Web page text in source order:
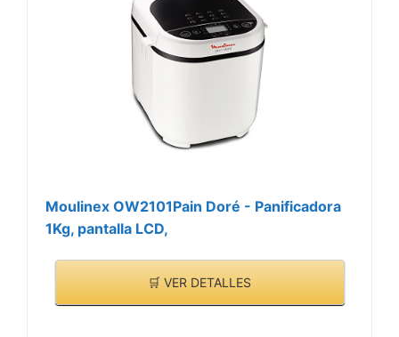
Moulinex OW2101Pain Doré - Panificadora
1Kg, pantalla LCD,
🛒 VER DETALLES